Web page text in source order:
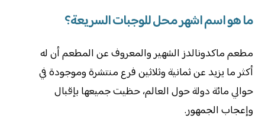
ما هو اسم اشهر محل للوجبات السريعة؟
مطعم ماكدونالدز الشهير والمعروف عن المطعم أن له
أكثر ما يزيد عن ثمانية وثلاثين فرع منتشرة وموجودة في
حوالي مائة دولة حول العالم، حظيت جميعها بإقبال
وإعجاب الجمهور.